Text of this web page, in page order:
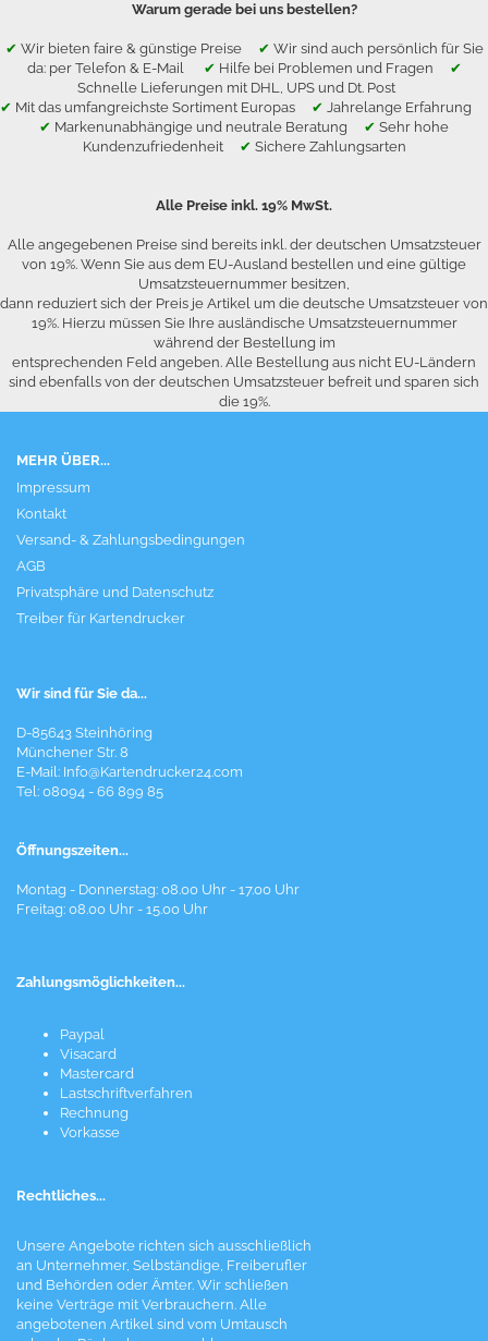
Warum gerade bei uns bestellen?
✔ Wir bieten faire & günstige Preise ✔ Wir sind auch persönlich für Sie
da: per Telefon & E-Mail ✔ Hilfe bei Problemen und Fragen ✔
Schnelle Lieferungen mit DHL, UPS und Dt. Post
✔ Mit das umfangreichste Sortiment Europas ✔ Jahrelange Erfahrung
✔ Markenunabhängige und neutrale Beratung ✔ Sehr hohe
Kundenzufriedenheit ✔ Sichere Zahlungsarten
Alle Preise inkl. 19% MwSt.
Alle angegebenen Preise sind bereits inkl. der deutschen Umsatzsteuer
von 19%. Wenn Sie aus dem EU-Ausland bestellen und eine gültige
Umsatzsteuernummer besitzen,
dann reduziert sich der Preis je Artikel um die deutsche Umsatzsteuer von
19%. Hierzu müssen Sie Ihre ausländische Umsatzsteuernummer
während der Bestellung im
entsprechenden Feld angeben. Alle Bestellung aus nicht EU-Ländern
sind ebenfalls von der deutschen Umsatzsteuer befreit und sparen sich
die 19%.
MEHR ÜBER...
Impressum
Kontakt
Versand- & Zahlungsbedingungen
AGB
Privatsphäre und Datenschutz
Treiber für Kartendrucker
Wir sind für Sie da...
D-85643 Steinhöring
Münchener Str. 8
E-Mail: Info@Kartendrucker24.com
Tel: 08094 - 66 899 85
Öffnungszeiten...
Montag - Donnerstag: 08.00 Uhr - 17.00 Uhr
Freitag: 08.00 Uhr - 15.00 Uhr
Zahlungsmöglichkeiten...
Paypal
Visacard
Mastercard
Lastschriftverfahren
Rechnung
Vorkasse
Rechtliches...
Unsere Angebote richten sich ausschließlich
an Unternehmer, Selbständige, Freiberufler
und Behörden oder Ämter. Wir schließen
keine Verträge mit Verbrauchern. Alle
angebotenen Artikel sind vom Umtausch